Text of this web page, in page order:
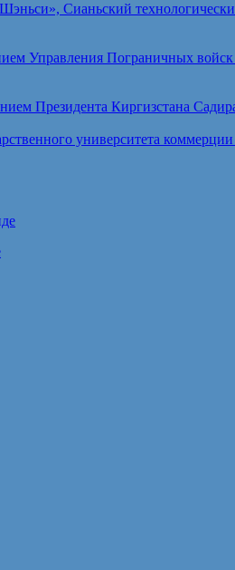
Сианьский
Управления Пограничных
Президента Киргизстана
университета